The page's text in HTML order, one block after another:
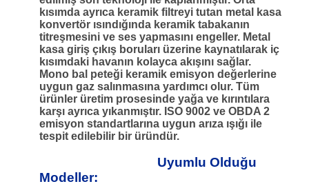
kısımda ayrıca keramik filtreyi tutan metal kasa
konvertör ısındığında keramik tabakanın
titreşmesini ve ses yapmasını engeller. Metal
kasa giriş çıkış boruları üzerine kaynatılarak iç
kısımdaki havanın kolayca akışını sağlar.
Mono bal peteği keramik emisyon değerlerine
uygun gaz salınmasına yardımcı olur. Tüm
ürünler üretim prosesinde yağa ve kırıntılara
karşı ayrıca yıkanmıştır. ISO 9002 ve OBDA 2
emisyon standartlarına uygun arıza ışığı ile
tespit edilebilir bir üründür.
Uyumlu Olduğu
Modeller: